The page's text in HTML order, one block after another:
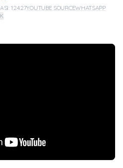
1:24:27YOUTUBE SOURCEWHATSAPP